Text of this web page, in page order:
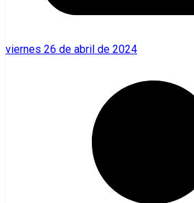
viernes 26 de abril de 2024